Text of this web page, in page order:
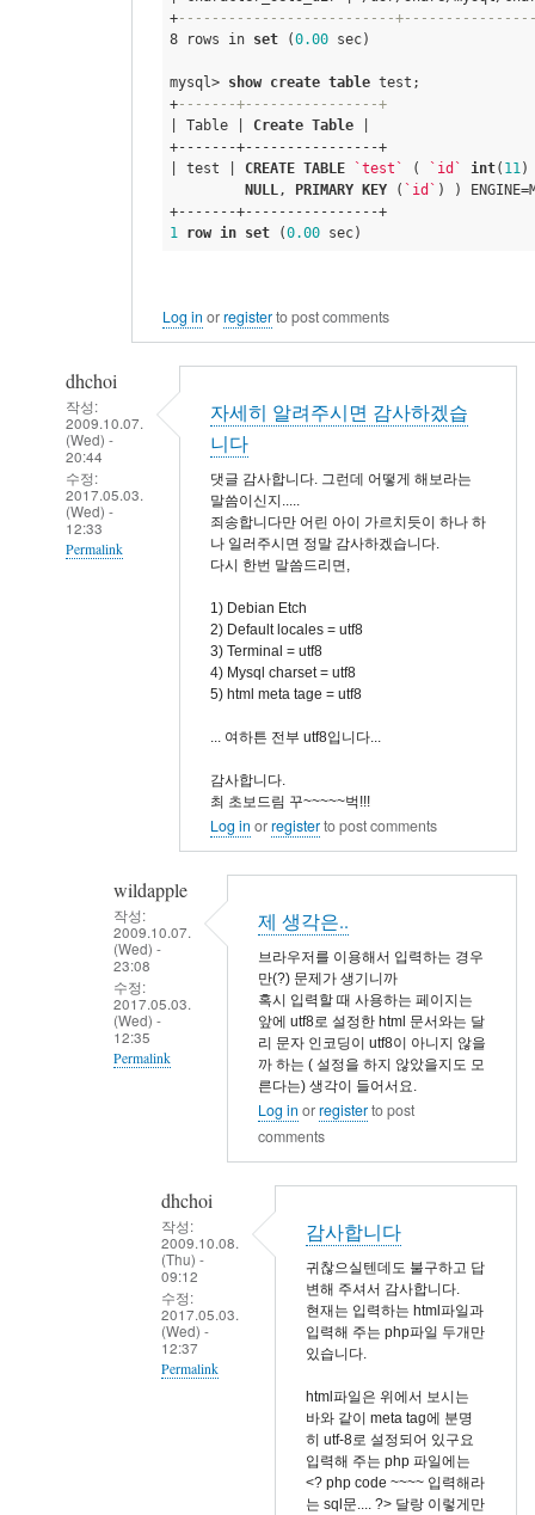
+--------------------------
8 rows in set (0.00 sec)
mysql> show create table test;
+-------+----------------+
| Table | Create Table
+-------+----------------+
| test | CREATE TABLE `test` ( `id` int( 11
NULL , PRIMARY KEY ( `id` ) )
1
row in set (0.00 sec)
Log in orregisterto post comments
dhchoi
작성:
2009.10.07.
(Wed) -
20:44
수정:
2017.05.03.
(Wed) -
12:33
Permalink
자세히 알려주시면 감사하겠습
니다
댓글 감사합니다. 그런데 어떻게 해보라는
말씀이신지.....
죄송합니다만 어린 아이 가르치듯이 하나 하
나 일러주시면 정말 감사하겠습니다.
다시 한번 말씀드리면,
1) Debian Etch
2) Default locales = utf8
3) Terminal = utf8
4) Mysql charset = utf8
5) html meta tage = utf8
... 여하튼 전부 utf8입니다...
감사합니다.
최 초보드림 꾸~~~~~벅!!!
Log in orregisterto post comments
wildapple
작성:
2009.10.07.
(Wed) -
23:08
수정:
2017.05.03.
(Wed) -
12:35
Permalink
제 생각은..
브라우저를 이용해서 입력하는 경우
만(?) 문제가 생기니까
혹시 입력할 때 사용하는 페이지는
앞에 utf8로 설정한 html 문서와는 달
리 문자 인코딩이 utf8이 아니지 않을
까 하는 ( 설정을 하지 않았을지도 모
른다는) 생각이 들어서요.
Log in orregisterto post
comments
dhchoi
작성:
2009.10.08.
(Thu) -
09:12
수정:
2017.05.03.
(Wed) -
12:37
Permalink
감사합니다
귀찮으실텐데도 불구하고 답
변해 주셔서 감사합니다.
현재는 입력하는 html파일과
입력해 주는 php파일 두개만
있습니다.
html파일은 위에서 보시는
바와 같이 meta tag에 분명
히 utf-8로 설정되어 있구요
입력해 주는 php 파일에는
<? php code ~~~~ 입력해라
는 sql문.... ?> 달랑 이렇게만